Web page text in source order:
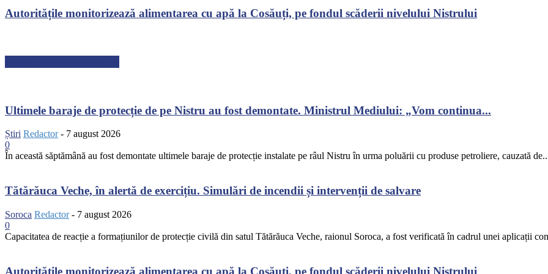
Autoritățile monitorizează alimentarea cu apă la Cosăuți, pe fondul scăderii nivelului Nistrului
Ultimele baraje de protecție de pe Nistru au fost demontate. Ministrul Mediului: „Vom continua...
Știri Redactor - 7 august 2026
0
În această săptămână au fost demontate ultimele baraje de protecție instalate pe râul Nistru în urma poluării cu produse petroliere, cauzată
Tătărăuca Veche, în alertă de exercițiu. Simulări de incendii și intervenții de salvare
Soroca Redactor - 7 august 2026
0
Capacitatea de reacție a formațiunilor de protecție civilă din satul Tătărăuca Veche, raionul Soroca, a fost verificată în cadrul unei aplicații
Autoritățile monitorizează alimentarea cu apă la Cosăuți, pe fondul scăderii nivelului Nistrului